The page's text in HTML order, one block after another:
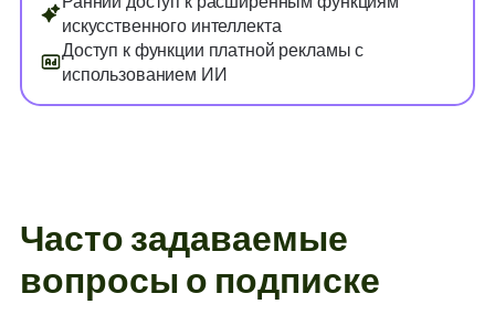
искусственного интеллекта
Доступ к функции платной рекламы с
использованием ИИ
Часто задаваемые
вопросы о подписке